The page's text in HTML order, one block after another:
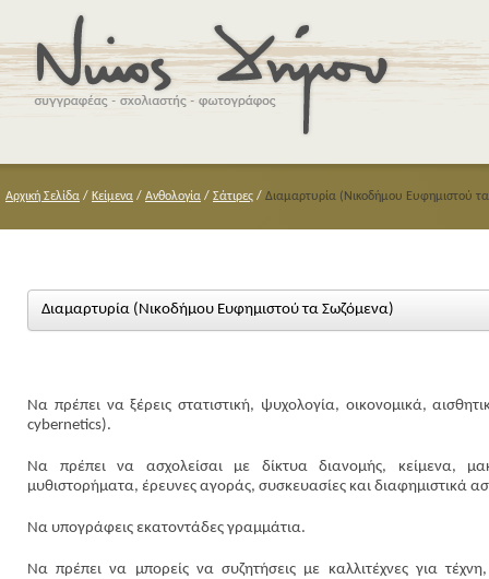
Αρχική Σελίδα / Κείμενα / Ανθολογία / Σάτιρες / Διαμαρτυρία (Νικοδήμου Ευφημιστού
Διαμαρτυρία (Νικοδήμου Ευφημιστού τα Σωζόμενα)
Να πρέπει να ξέρεις στατιστική, ψυχολογία, οικονομικά,
cybernetics).
Να πρέπει να ασχολείσαι με δίκτυα διανομής, κείμενα,
μυθιστορήματα, έρευνες αγοράς, συσκευασίες και διαφημιστικά
Να υπογράφεις εκατοντάδες γραμμάτια.
Να πρέπει να μπορείς να συζητήσεις με καλλιτέχνες για